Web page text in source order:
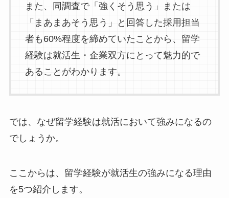
また、同調査で「強くそう思う」または
「まあまあそう思う」と回答した採用担当
者も60%程度を締めていたことから、留学
経験は就活生・企業双方にとって魅力的で
あることがわかります。
では、なぜ留学経験は就活において強みになるの
でしょうか。
ここからは、留学経験が就活生の強みになる理由
を5つ紹介します。